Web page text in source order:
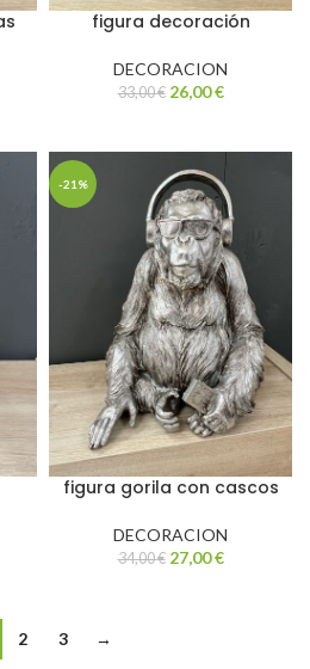
figura decoración
DECORACION
33,00€ 26,00€
-21%
figura gorila con cascos
DECORACION
34,00€ 27,00€
2 3 →